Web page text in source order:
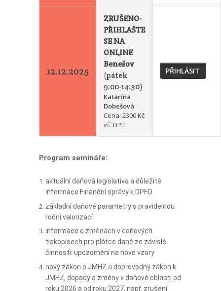
12.12.2025
ZRUŠENO-
PŘIHLAŠTE
SE NA
ONLINE
Benešov
(pátek
9:00-14:30)
Katarína
Dobešová
Cena: 2300 Kč
vč. DPH
PŘIHLÁSIT
Program semináře:
aktuální daňová legislativa a důležité
informace Finanční správy k DPFO
základní daňové parametry s pravidelnou
roční valorizací
informace o změnách v daňových
tiskopisech pro plátce daně ze závislé
činnosti: upozornění na nové vzory
nový zákon o JMHZ a doprovodný zákon k
JMHZ, dopady a změny v daňové oblasti od
roku 2026 a od roku 2027, např. zrušení